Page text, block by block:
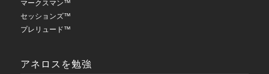
マークスマン™
セッションズ™
プレリュード™
アネロスを勉強